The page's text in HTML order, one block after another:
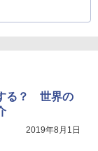
る？ 世界の
2019年8月1日